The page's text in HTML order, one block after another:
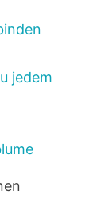
jedem